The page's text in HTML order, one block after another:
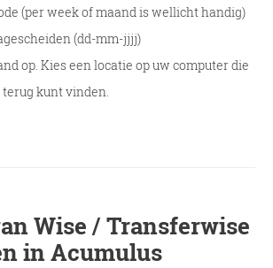
(per week of maand is wellicht handig)
(dd-mm-jjjj)
op. Kies een locatie op uw computer die
kunt vinden.
Wise / Transferwise
in Acumulus